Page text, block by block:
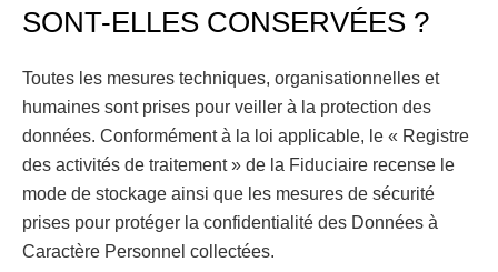
SONT-ELLES CONSERVÉES ?
Toutes les mesures techniques, organisationnelles et
humaines sont prises pour veiller à la protection des
données. Conformément à la loi applicable, le « Registre
des activités de traitement » de la Fiduciaire recense le
mode de stockage ainsi que les mesures de sécurité
prises pour protéger la confidentialité des Données à
Caractère Personnel collectées.